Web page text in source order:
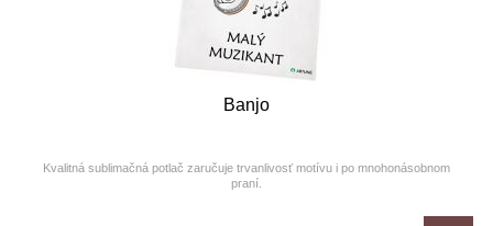
Banjo
Kvalitná sublimačná potlač zaručuje trvanlivosť motívu i po mnohonásobnom
praní.